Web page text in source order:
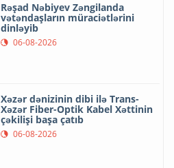
Rəşad Nəbiyev Zəngilanda
vətəndaşların müraciətlərini
dinləyib
06-08-2026
Xəzər dənizinin dibi ilə Trans-
Xəzər Fiber-Optik Kabel Xəttinin
çəkilişi başa çatıb
06-08-2026